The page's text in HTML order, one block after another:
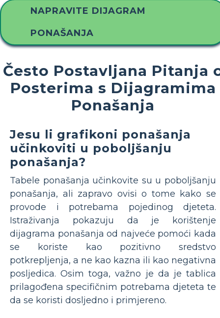
NAPRAVITE DIJAGRAM
PONAŠANJA
Često Postavljana Pitanja
Posterima s Dijagramima
Ponašanja
Jesu li grafikoni ponašanja
učinkoviti u poboljšanju
ponašanja?
Tabele ponašanja učinkovite su u poboljšanju
ponašanja, ali zapravo ovisi o tome kako se
provode i potrebama pojedinog djeteta.
Istraživanja pokazuju da je korištenje
dijagrama ponašanja od najveće pomoći kada
se koriste kao pozitivno sredstvo
potkrepljenja, a ne kao kazna ili kao negativna
posljedica. Osim toga, važno je da je tablica
prilagođena specifičnim potrebama djeteta te
da se koristi dosljedno i primjereno.